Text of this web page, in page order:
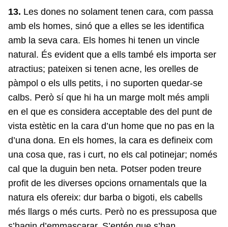
13. Les dones no solament tenen cara, com passa
amb els homes, sinó que a elles se les identifica
amb la seva cara. Els homes hi tenen un vincle
natural. És evident que a ells també els importa ser
atractius; pateixen si tenen acne, les orelles de
pàmpol o els ulls petits, i no suporten quedar-se
calbs. Però sí que hi ha un marge molt més ampli
en el que es considera acceptable des del punt de
vista estètic en la cara d’un home que no pas en la
d’una dona. En els homes, la cara es defineix com
una cosa que, ras i curt, no els cal potinejar; només
cal que la duguin ben neta. Potser poden treure
profit de les diverses opcions ornamentals que la
natura els ofereix: dur barba o bigoti, els cabells
més llargs o més curts. Però no es pressuposa que